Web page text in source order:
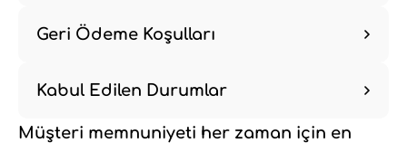
Geri Ödeme Koşulları
Kabul Edilen Durumlar
Müşteri memnuniyeti her zaman için en